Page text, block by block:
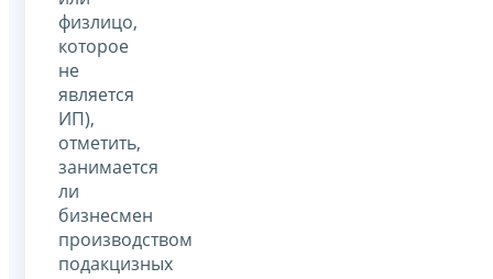
физлицо,
которое
не
является
ИП),
отметить,
занимается
ли
бизнесмен
производством
подакцизных